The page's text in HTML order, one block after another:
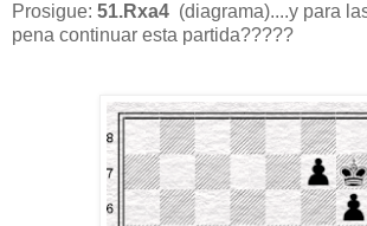
Prosigue: 51.Rxa4 (diagrama)....y para
pena continuar esta partida?????